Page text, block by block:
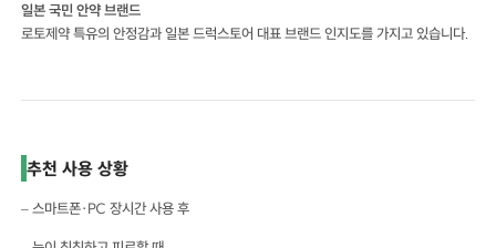
일본 국민 안약 브랜드
로토제약 특유의 안정감과 일본 드럭스토어 대표 브랜드 인지도를 가지고 있습니다.
추천 사용 상황
– 스마트폰·PC 장시간 사용 후